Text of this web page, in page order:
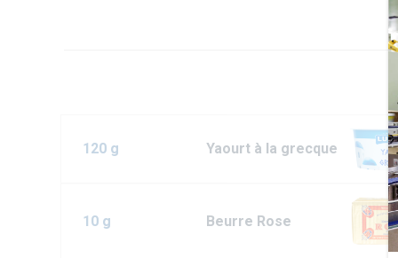
120 g Yaourt à la grecque
10 g Beurre Rose